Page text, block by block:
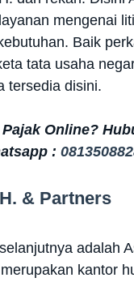
mengenai
Baik
tata usaha
tersedia disini.
Online?
:
& Partners
adalah
kantor